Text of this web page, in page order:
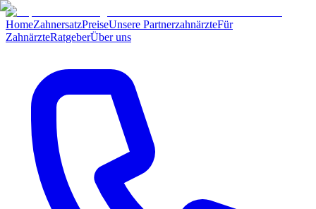
HomeZahnersatzPreiseUnsere PartnerzahnärzteFür
ZahnärzteRatgeberÜber uns